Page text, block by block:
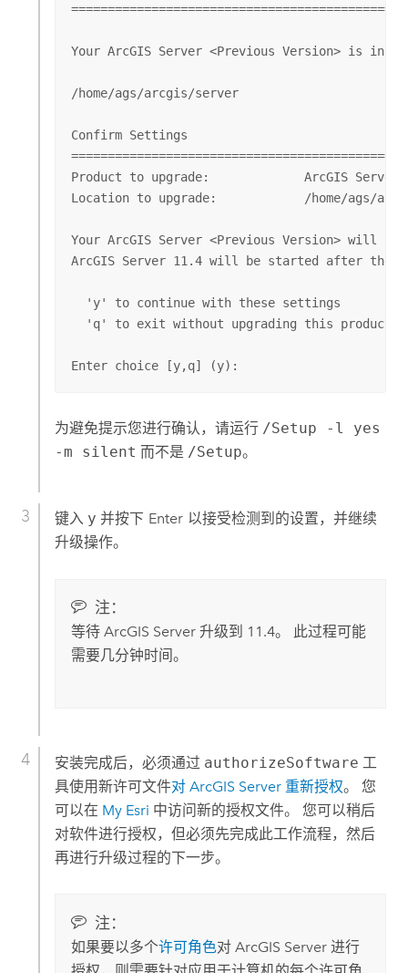
Your ArcGIS Server <Previous Version> is
/home/ags/arcgis/server
Confirm Settings
Product to upgrade:             ArcGIS Server
Location to upgrade:            /home/ags/
Your ArcGIS Server <Previous Version> will be
ArcGIS Server 11.4 will be started after the
  'y' to continue with these settings
  'q' to exit without upgrading this product
Enter choice [y,q] (y):
为避免提示您进行确认，请运行 /Setup -l yes
-m silent 而不是 /Setup。
键入 y 并按下 Enter 以接受检测到的设置，并继续
升级操作。
注：
等待 ArcGIS Server升级到 11.4。 此过程可能
需要几分钟时间。
安装完成后，必须通过 authorizeSoftware 工
具使用新许可文件对 ArcGIS Server重新授权。 您
可以在 My Esri 中访问新的授权文件。 您可以稍后
对软件进行授权，但必须先完成此工作流程，然后
再进行升级过程的下一步。
注：
如果要以多个许可角色对 ArcGIS Server进行